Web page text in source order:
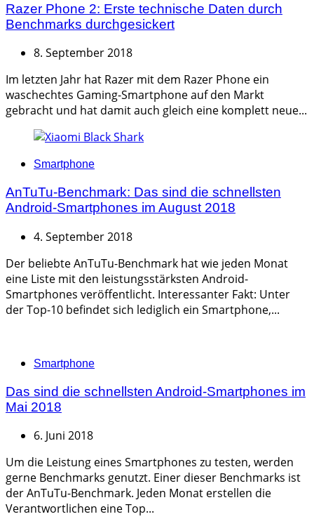
Razer Phone 2: Erste technische Daten durch
Benchmarks durchgesickert
8. September 2018
Im letzten Jahr hat Razer mit dem Razer Phone ein
waschechtes Gaming-Smartphone auf den Markt
gebracht und hat damit auch gleich eine komplett neue...
Categories
Smartphone
AnTuTu-Benchmark: Das sind die schnellsten
Android-Smartphones im August 2018
4. September 2018
Der beliebte AnTuTu-Benchmark hat wie jeden Monat
eine Liste mit den leistungsstärksten Android-
Smartphones veröffentlicht. Interessanter Fakt: Unter
der Top-10 befindet sich lediglich ein Smartphone,...
Categories
Smartphone
Das sind die schnellsten Android-Smartphones im
Mai 2018
6. Juni 2018
Um die Leistung eines Smartphones zu testen, werden
gerne Benchmarks genutzt. Einer dieser Benchmarks ist
der AnTuTu-Benchmark. Jeden Monat erstellen die
Verantwortlichen eine Top...